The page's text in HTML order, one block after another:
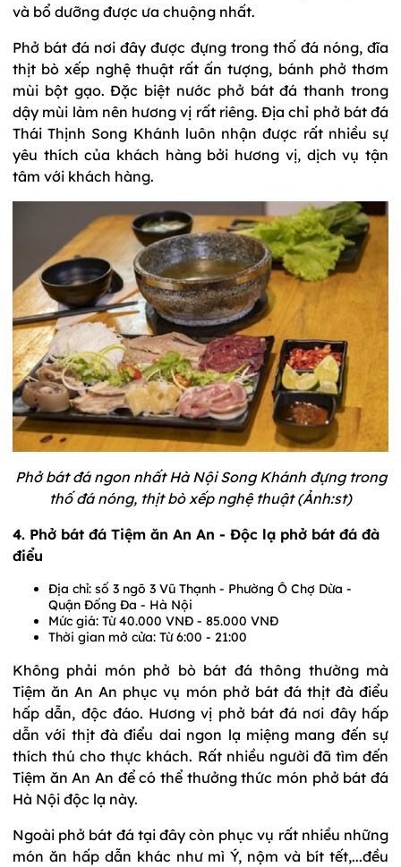
và bổ dưỡng được ưa chuộng nhất.
Phở bát đá nơi đây được đựng trong thố đá nóng, đĩa
thịt bò xếp nghệ thuật rất ấn tượng, bánh phở thơm
mùi bột gạo. Đặc biệt nước phở bát đá thanh trong
dậy mùi làm nên hương vị rất riêng. Địa chỉ phở bát đá
Thái Thịnh Song Khánh luôn nhận được rất nhiều sự
yêu thích của khách hàng bởi hương vị, dịch vụ tận
tâm với khách hàng.
Phở bát đá ngon nhất Hà Nội Song Khánh đựng trong
thố đá nóng, thịt bò xếp nghệ thuật (Ảnh:st)
4. Phở bát đá Tiệm ăn An An - Độc lạ phở bát đá đà
điểu
Địa chỉ: số 3 ngõ 3 Vũ Thạnh - Phường Ô Chợ Dừa -
Quận Đống Đa - Hà Nội
Mức giá: Từ 40.000 VNĐ - 85.000 VNĐ
Thời gian mở cửa: Từ 6:00 - 21:00
Không phải món phở bò bát đá thông thường mà
Tiệm ăn An An phục vụ món phở bát đá thịt đà điểu
hấp dẫn, độc đáo. Hương vị phở bát đá nơi đây hấp
dẫn với thịt đà điểu dai ngon lạ miệng mang đến sự
thích thú cho thực khách. Rất nhiều người đã tìm đến
Tiệm ăn An An để có thể thưởng thức món phở bát đá
Hà Nội độc lạ này.
Ngoài phở bát đá tại đây còn phục vụ rất nhiều những
món ăn hấp dẫn khác như mì Ý, nộm và bít tết,...đều